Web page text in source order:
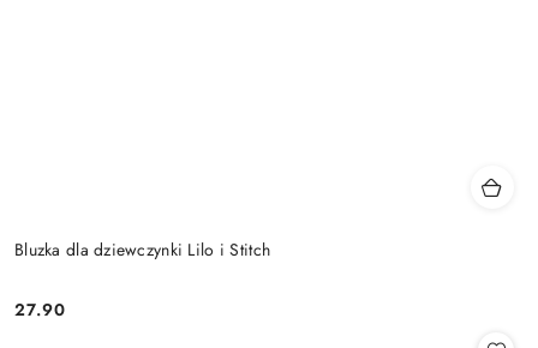
Bluzka dla dziewczynki Lilo i Stitch
Cena:
27.90